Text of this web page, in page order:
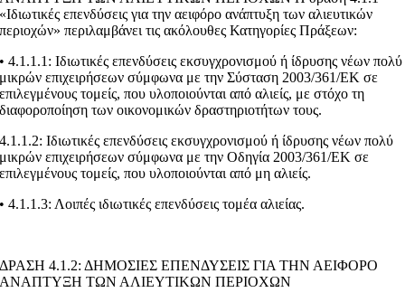
«Ιδιωτικές επενδύσεις για την αειφόρο ανάπτυξη των αλιευτικών
περιοχών» περιλαμβάνει τις ακόλουθες Κατηγορίες Πράξεων:
• 4.1.1.1: Ιδιωτικές επενδύσεις εκσυγχρονισμού ή ίδρυσης νέων πολύ
μικρών επιχειρήσεων σύμφωνα με την Σύσταση 2003/361/ΕΚ σε
επιλεγμένους τομείς, που υλοποιούνται από αλιείς, με στόχο τη
διαφοροποίηση των οικονομικών δραστηριοτήτων τους.
4.1.1.2: Ιδιωτικές επενδύσεις εκσυγχρονισμού ή ίδρυσης νέων πολύ
μικρών επιχειρήσεων σύμφωνα με την Οδηγία 2003/361/ΕΚ σε
επιλεγμένους τομείς, που υλοποιούνται από μη αλιείς.
• 4.1.1.3: Λοιπές ιδιωτικές επενδύσεις τομέα αλιείας.
ΔΡΑΣΗ 4.1.2: ΔΗΜΟΣΙΕΣ ΕΠΕΝΔΥΣΕΙΣ ΓΙΑ ΤΗΝ ΑΕΙΦΟΡΟ
ΑΝΑΠΤΥΞΗ ΤΩΝ ΑΛΙΕΥΤΙΚΩΝ ΠΕΡΙΟΧΩΝ